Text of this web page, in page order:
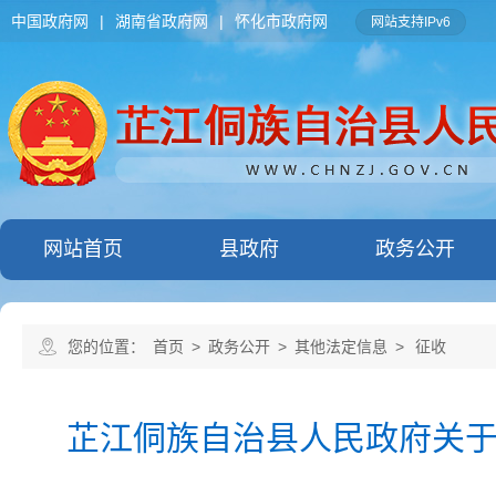
中国政府网 | 湖南省政府网 | 怀化市政府网 网站支持IPv6
网站首页 县政府 政务公开
您的位置： 首页 > 政务公开 > 其他法定信息 > 征收
芷江侗族自治县人民政府关